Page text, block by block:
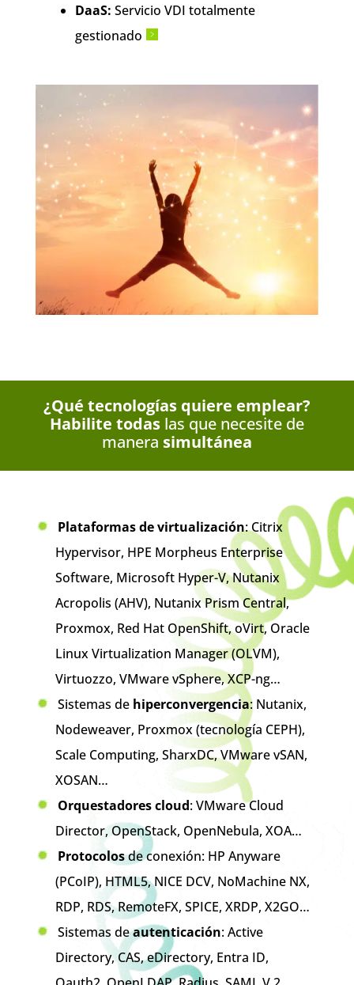
DaaS: Servicio VDI totalmente
gestionado
¿Qué tecnologías quiere emplear?
Habilite todas las que necesite de
manera simultánea
Plataformas de virtualización: Citrix
Hypervisor, HPE Morpheus Enterprise
Software, Microsoft Hyper-V, Nutanix
Acropolis (AHV), Nutanix Prism Central,
Proxmox, Red Hat OpenShift, oVirt, Oracle
Linux Virtualization Manager (OLVM),
Virtuozzo, VMware vSphere, XCP-ng…
Sistemas de hiperconvergencia: Nutanix,
Nodeweaver, Proxmox (tecnología CEPH),
Scale Computing, SharxDC, VMware vSAN,
XOSAN…
Orquestadores cloud: VMware Cloud
Director, OpenStack, OpenNebula, XOA…
Protocolosde conexión: HP Anyware
(PCoIP), HTML5, NICE DCV, NoMachine NX,
RDP, RDS, RemoteFX, SPICE, XRDP, X2GO…
Sistemas deautenticación: Active
Directory, CAS, eDirectory, Entra ID,